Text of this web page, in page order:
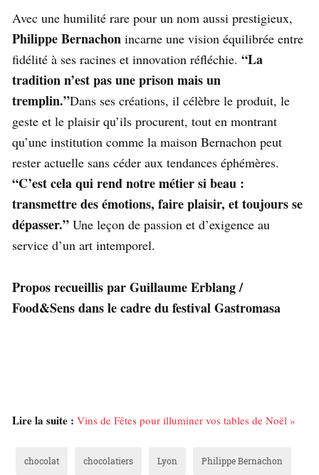
Avec une humilité rare pour un nom aussi prestigieux,
Philippe Bernachon incarne une vision équilibrée entre
fidélité à ses racines et innovation réfléchie. “La
tradition n’est pas une prison mais un
tremplin.”Dans ses créations, il célèbre le produit, le
geste et le plaisir qu’ils procurent, tout en montrant
qu’une institution comme la maison Bernachon peut
rester actuelle sans céder aux tendances éphémères.
“C’est cela qui rend notre métier si beau :
transmettre des émotions, faire plaisir, et toujours se
dépasser.” Une leçon de passion et d’exigence au
service d’un art intemporel.
Propos recueillis par Guillaume Erblang /
Food&Sens dans le cadre du festival Gastromasa
Lire la suite : Vins de Fêtes pour illuminer vos tables de Noël »
chocolat chocolatiers Lyon Philippe Bernachon